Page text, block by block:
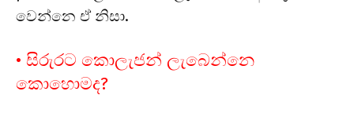
වෙන්නෙ ඒ නිසා.
• සිරුරට කොලැජන් ලැබෙන්නෙ
කොහොමද?